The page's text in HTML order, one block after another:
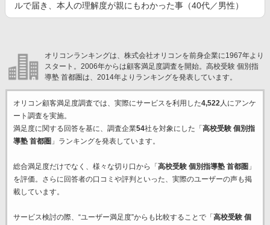
ルで届き、本人の理解度が親にもわかった事（40代／男性）
オリコンランキングは、株式会社オリコンを前身企業に1967年より
スタート。2006年からは顧客満足度調査を開始。高校受験 個別指
導塾 首都圏は、2014年よりランキングを発表しています。
オリコン顧客満足度調査では、実際にサービスを利用した4,522人にアンケ
ート調査を実施。
満足度に関する回答を基に、調査企業54社を対象にした「 高校受験 個別指
導塾 首都圏 」ランキングを発表しています。
総合満足度だけでなく、様々な切り口から「 高校受験 個別指導塾 首都圏 」
を評価。さらに回答者の口コミや評判といった、実際のユーザーの声も掲
載しています。
サービス検討の際、“ユーザー満足度”からも比較することで「 高校受験 個